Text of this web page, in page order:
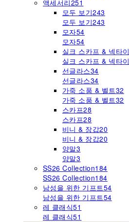
액세서리251
모두 보기243
모두 보기243
모자54
모자54
실크 스카프 & 넥타이
실크 스카프 & 넥타이
선글라스34
선글라스34
가죽 소품 & 벨트32
가죽 소품 & 벨트32
스카프28
스카프28
비니 & 장갑20
비니 & 장갑20
양말3
양말3
SS26 Collection184
SS26 Collection184
남성을 위한 기프트54
남성을 위한 기프트54
레 클래식51
레 클래식51